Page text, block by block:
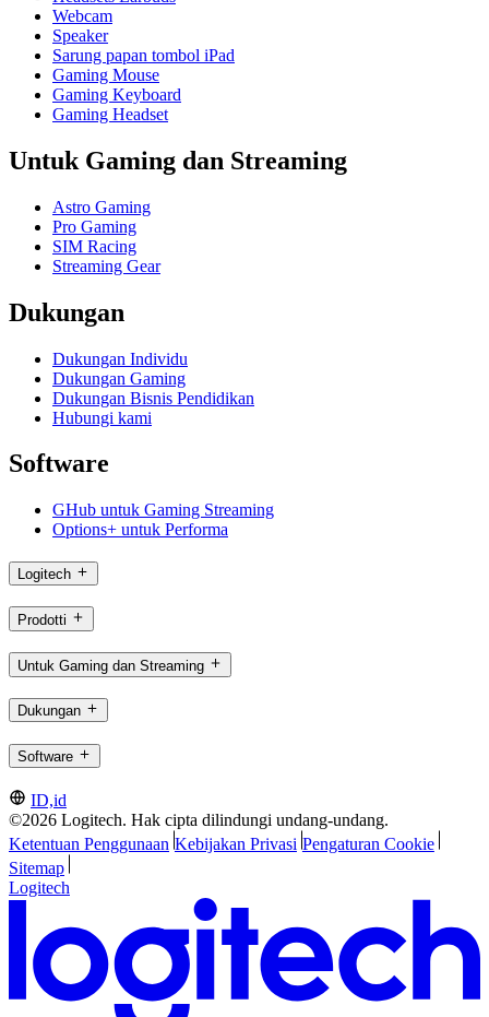
Webcam
Speaker
Sarung papan tombol iPad
Gaming Mouse
Gaming Keyboard
Gaming Headset
Untuk Gaming dan Streaming
Astro Gaming
Pro Gaming
SIM Racing
Streaming Gear
Dukungan
Dukungan Individu
Dukungan Gaming
Dukungan Bisnis Pendidikan
Hubungi kami
Software
GHub untuk Gaming Streaming
Options+ untuk Performa
Logitech
Prodotti
Untuk Gaming dan Streaming
Dukungan
Software
ID,id
©2026 Logitech. Hak cipta dilindungi undang-undang.
Ketentuan Penggunaan Kebijakan Privasi Pengaturan Cookie
Sitemap
Logitech